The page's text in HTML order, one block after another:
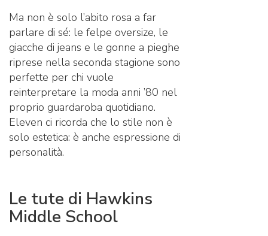
Ma non è solo l’abito rosa a far
parlare di sé: le felpe oversize, le
giacche di jeans e le gonne a pieghe
riprese nella seconda stagione sono
perfette per chi vuole
reinterpretare la moda anni ’80 nel
proprio guardaroba quotidiano.
Eleven ci ricorda che lo stile non è
solo estetica: è anche espressione di
personalità.
Le tute di Hawkins
Middle School